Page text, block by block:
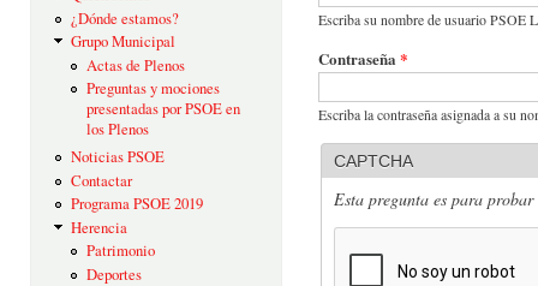
¿Dónde estamos?
Grupo Municipal
Actas de Plenos
Preguntas y mociones
presentadas por PSOE en
los Plenos
Noticias PSOE
Contactar
Programa PSOE 2019
Herencia
Patrimonio
Deportes
Escriba su nombre de usuario PSOE
Contraseña *
Escriba la contraseña asignada a su
CAPTCHA
Esta pregunta es para